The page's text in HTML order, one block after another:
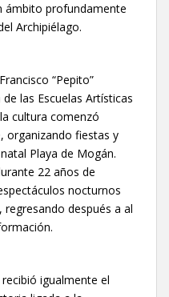
ámbito profundamente
Archipiélago.
“Pepito”
las Escuelas Artísticas
cultura comenzó
organizando fiestas y
Playa de Mogán.
22 años de
nocturnos
después a al
igualmente el